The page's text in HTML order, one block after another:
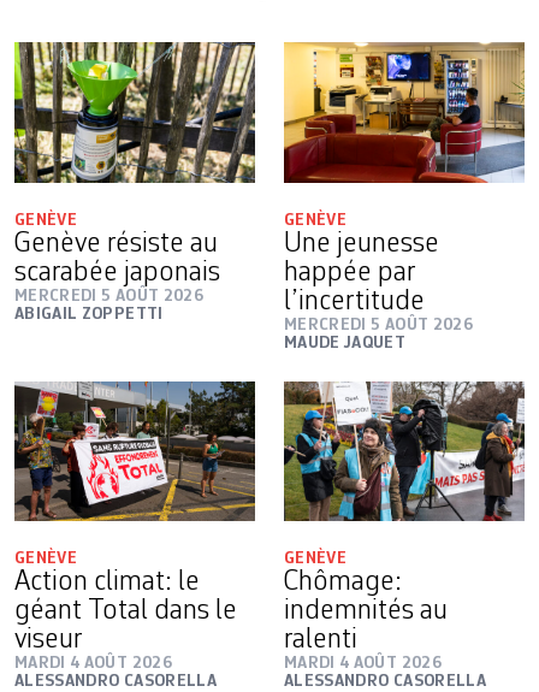
GENÈVE
Genève résiste au
scarabée japonais
MERCREDI 5 AOÛT 2026
ABIGAIL ZOPPETTI
GENÈVE
Une jeunesse
happée par
l’incertitude
MERCREDI 5 AOÛT 2026
MAUDE JAQUET
GENÈVE
Action climat: le
géant Total dans le
viseur
MARDI 4 AOÛT 2026
ALESSANDRO CASORELLA
GENÈVE
Chômage:
indemnités au
ralenti
MARDI 4 AOÛT 2026
ALESSANDRO CASORELLA